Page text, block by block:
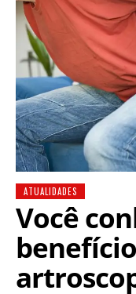
ATUALIDADES
Você